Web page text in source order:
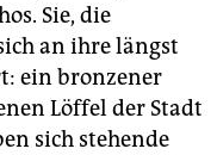
Sie, die
an ihre längst
ein bronzener
Löffel der Stadt
sich stehende